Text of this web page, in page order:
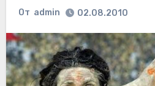
От admin 02.08.2010